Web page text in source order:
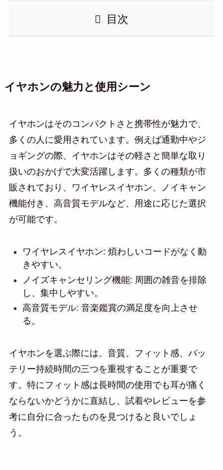
目次
イヤホンの魅力と使用シーン
イヤホンはそのコンパクトさと携帯性が魅力で、
多くの人に愛用されています。例えば通勤中やジ
ョギングの際、イヤホンはその軽さと簡単な取り
扱いのおかげで大変活躍します。多くの種類が市
販されており、ワイヤレスイヤホン、ノイキャン
機能付き、高音質モデルなど、用途に応じた選択
が可能です。
ワイヤレスイヤホン: 煩わしいコードがなく動
きやすい。
ノイズキャンセリング機能: 周囲の雑音を排除
し、集中しやすい。
高音質モデル: 音楽鑑賞の満足度を向上させ
る。
イヤホンを選ぶ際には、音質、フィット感、バッ
テリー持続時間の三つを重視することが重要で
す。特にフィット感は長時間の使用でも耳が痛く
ならないかどうかに直結し、試着やレビューを参
考に自分に合ったものを見つけると良いでしょ
う。